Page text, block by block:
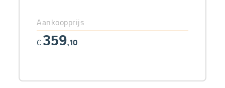
Aankoopprijs
€ 359,10